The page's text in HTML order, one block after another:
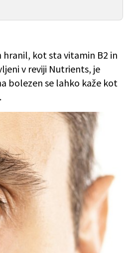
kot sta vitamin B2 in
v reviji Nutrients, je
bolezen se lahko kaže kot